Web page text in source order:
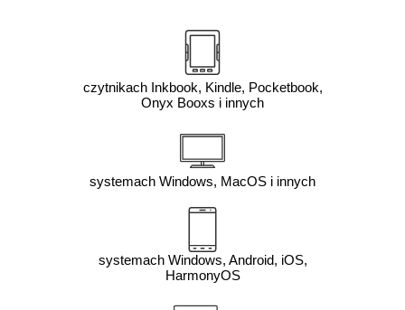
czytnikach Inkbook, Kindle, Pocketbook,
Onyx Booxs i innych
systemach Windows, MacOS i innych
systemach Windows, Android, iOS,
HarmonyOS